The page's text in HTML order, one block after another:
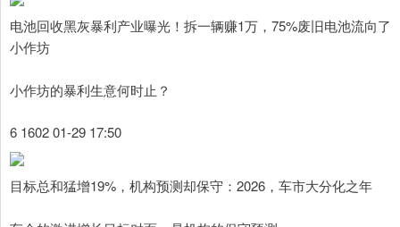
电池回收黑灰暴利产业曝光！拆一辆赚1万，75%废旧电池流向了
小作坊
小作坊的暴利生意何时止？
6 1602 01-29 17:50
目标总和猛增19%，机构预测却保守：2026，车市大分化之年